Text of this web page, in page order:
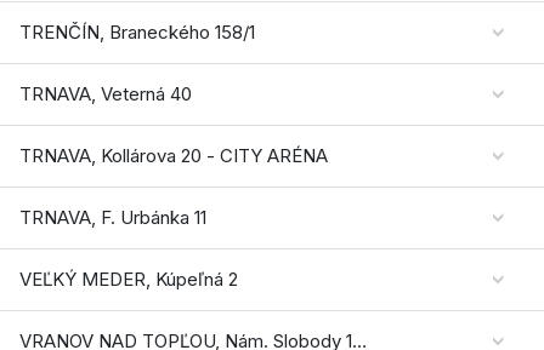
TRENČÍN, Braneckého 158/1
TRNAVA, Veterná 40
TRNAVA, Kollárova 20 - CITY ARÉNA
TRNAVA, F. Urbánka 11
VEĽKÝ MEDER, Kúpeľná 2
VRANOV NAD TOPĽOU, Nám. Slobody 1786